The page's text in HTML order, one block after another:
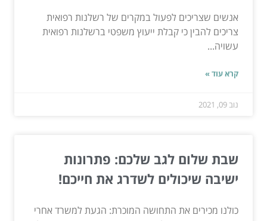
אנשים שצריכים לפעול במקרים של רשלנות רפואית
צריכים להבין כי קבלת ייעוץ משפטי ברשלנות רפואית
עשויה...
קרא עוד »
נוב 09, 2021
שבת שלום לגב שלכם: פתרונות
ישיבה שיכולים לשדרג את חייכם!
כולנו מכירים את התחושה המוכרת: הגעת למשרד אחרי